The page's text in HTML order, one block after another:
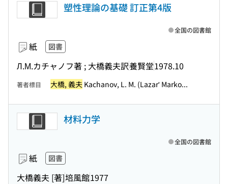
塑性理論の基礎 訂正第4版
紙 図書
Л.М.カチャノフ著 ; 大橋義夫訳養賢堂1978.10
全国の図書館
著者標目 大橋, 義夫 Kachanov, L. M. (Lazarʹ Marko...
材料力学
紙 図書
大橋義夫 [著]培風館1977
全国の図書館